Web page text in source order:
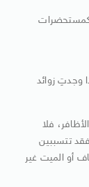
كمستحضرات
وجدتِ زوائد
فلا
تتسببين
أو الميت غير